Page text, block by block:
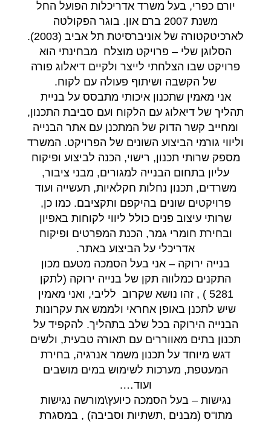
יורם כפרי, בעל משרד אדריכלות הפועל החל
משנת 2007 ברם און. בוגר הפקולטה
לארכיטקטורה של אוניברסיטת תל אביב (2003).
הסלוגן שלי – פרויקט מוצלח מבחינתי הוא
פרויקט שבו הצלחתי לייצר ולקיים דיאלוג פורה
של הקשבה ושיתוף פעולה עם לקוח.
אני מאמין שתכנון איכותי מתבסס על בניית
תהליך של דיאלוג עם הלקוח ועם סביבת התכנון,
ומחייב קשר הדוק של המתכנן עם אתר הבנייה
וליווי גורמי הביצוע השונים של הפרויקט. המשרד
מספק שרותי תכנון, רישוי, הכנה לביצוע ופיקוח
עליון בתחום הבנייה למגורים, מבני ציבור,
משרדים, תכנון נחלות חקלאיות, תעשייה ועוד
פרויקטים שונים בהיקפם ותקציבם. כמו כן,
שרותי עיצוב פנים כולל ליווי לקוחות באפיון
ובחירת חומרי גמר, הכנת המפרטים ופיקוח
אדריכלי על הביצוע באתר.
בנייה ירוקה – אני בעל הסמכה מטעם מכון
התקנים כמלווה תקן של בנייה ירוקה (לתקן
5281 ) , זהו נושא שקרוב לליבי, ואני מאמין
שיש לתכנן באופן אחראי ולממש את עקרונות
הבנייה הירוקה בכל שלב בתהליך. להקפיד על
תכנון בתים מאווררים עם תאורה טבעית, ולשים
דגש מיוחד על תכנון משמר אנרגיה, בחירת
המעטפת, מערכות לשימוש במים מושבים
ועוד….
נגישות – בעל הסמכה כיועץ\מורשה נגישות
מתו"ס (מבנים ,תשתיות וסביבה) , במסגרת